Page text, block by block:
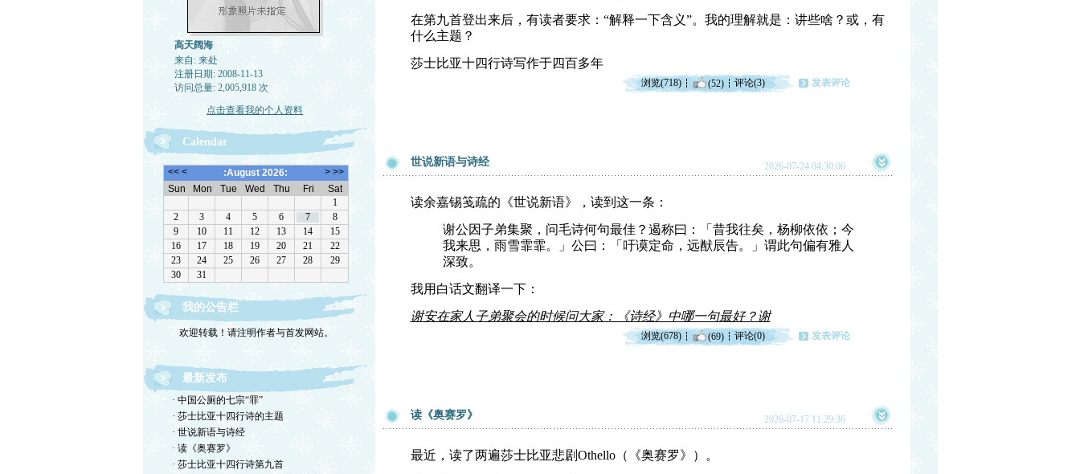
高天阔海
来自: 来处
注册日期: 2008-11-13
访问总量: 2,005,918 次
点击查看我的个人资料
Calendar
我的公告栏
欢迎转载！请注明作者与首发网站。
最新发布
· 中国公厕的七宗“罪”
· 莎士比亚十四行诗的主题
· 世说新语与诗经
· 读《奥赛罗》
· 莎士比亚十四行诗第九首
在第九首登出来后，有读者要求：“解释一下含义”。我的理解就是：讲些啥？或，有
什么主题？
莎士比亚十四行诗写作于四百多年
浏览(718) (52) 评论(3) 发表评论
世说新语与诗经 2026-07-24 04:30:06
读余嘉锡笺疏的《世说新语》，读到这一条：
谢公因子弟集聚，问毛诗何句最佳？遏称曰：「昔我往矣，杨柳依依；今
我来思，雨雪霏霏。」公曰：「吁谟定命，远猷辰告。」谓此句偏有雅人
深致。
我用白话文翻译一下：
谢安在家人子弟聚会的时候问大家：《诗经》中哪一句最好？谢
浏览(678) (69) 评论(0) 发表评论
读《奥赛罗》 2026-07-17 11:29:36
最近，读了两遍莎士比亚悲剧Othello（《奥赛罗》）。